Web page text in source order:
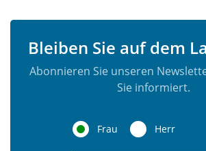
Bleiben Sie auf dem
Abonnieren Sie unseren
Sie informiert.
Frau Herr